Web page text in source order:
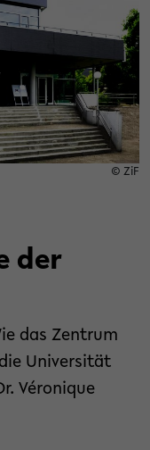
© ZiF
der
das Zentrum
Universität
Véronique